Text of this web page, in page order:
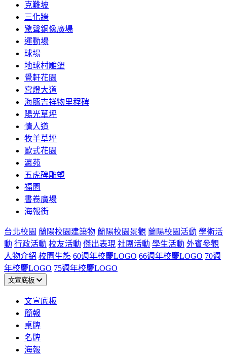
克難坡
三化牆
驚聲銅像廣場
運動場
球場
地球村雕塑
覺軒花園
宮燈大道
海豚吉祥物里程碑
陽光草坪
情人道
牧羊草坪
歐式花園
瀛苑
五虎碑雕塑
福園
書卷廣場
海報街
台北校園 蘭陽校園建築物 蘭陽校園景觀 蘭陽校園活動 學術活
動 行政活動 校友活動 傑出表現 社團活動 學生活動 外賓參觀
人物介紹 校園生態 60週年校慶LOGO 66週年校慶LOGO 70週
年校慶LOGO 75週年校慶LOGO
文宣底板
文宣底板
簡報
桌牌
名牌
海報